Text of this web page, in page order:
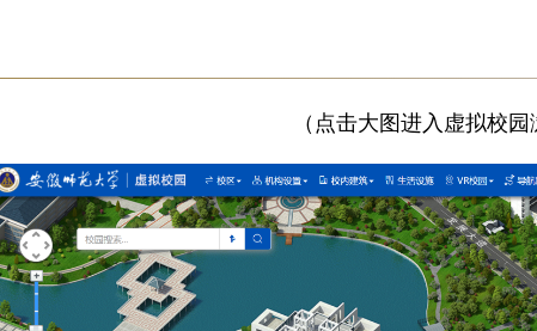
（点击大图进入虚拟校